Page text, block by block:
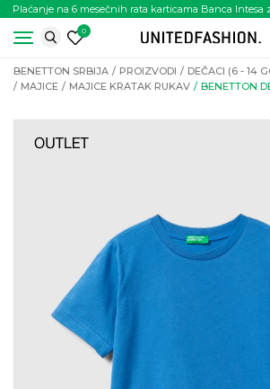
Plaćanje na 6 mesečnih rata karticama Banca Intesa
0
BENETTON SRBIJA PROIZVODI DEČACI (6 - 14
MAJICE
MAJICE KRATAK RUKAV BENETTON